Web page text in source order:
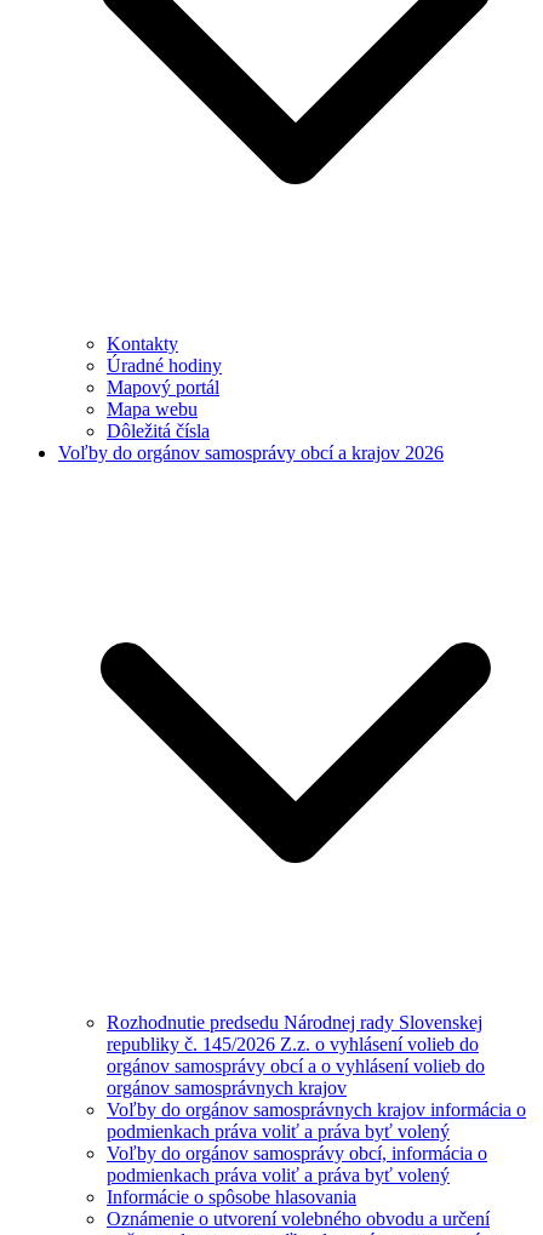
Kontakty
Úradné hodiny
Mapový portál
Mapa webu
Dôležitá čísla
Voľby do orgánov samosprávy obcí a krajov 2026
Rozhodnutie predsedu Národnej rady Slovenskej
republiky č. 145/2026 Z.z. o vyhlásení volieb do
orgánov samosprávy obcí a o vyhlásení volieb do
orgánov samosprávnych krajov
Voľby do orgánov samosprávnych krajov informácia o
podmienkach práva voliť a práva byť volený
Voľby do orgánov samosprávy obcí, informácia o
podmienkach práva voliť a práva byť volený
Informácie o spôsobe hlasovania
Oznámenie o utvorení volebného obvodu a určení